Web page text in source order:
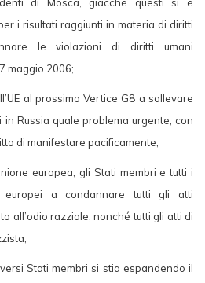
i risultati raggiunti in materia di diritti
le violazioni di diritti umani
maggio 2006;
al prossimo Vertice G8 a sollevare
Russia quale problema urgente, con
di manifestare pacificamente;
europea, gli Stati membri e tutti i
europei a condannare tutti gli atti
all’odio razziale, nonché tutti gli atti di
Stati membri si stia espandendo il